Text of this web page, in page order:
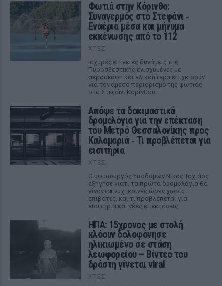
Φωτιά στην Κόρινθο:
Συναγερμός στο Στεφάνι ‑
Εναέρια μέσα και μήνυμα
εκκένωσης από το 112
ΧΤΕΣ
Ισχυρές επίγειες δυνάμεις της
Πυροσβεστικής ενισχυμένες με
αεροσκάφη και ελικόπτερα επιχειρούν
για τον άμεσο περιορισμό της φωτιάς
στο Στεφάνι Κορίνθου.
Απόψε τα δοκιμαστικά
δρομολόγια για την επέκταση
του Μετρό Θεσσαλονίκης προς
Καλαμαριά ‑ Τι προβλέπεται για
εισιτήρια
ΧΤΕΣ
Ο υφυπουργός Υποδομών Νίκος Ταχιάος
εξήγησε γιατί τα πρώτα δρομολόγια θα
γίνονται νυχτερινές ώρες χωρίς
επιβάτες, και τι προβλέπεται για
εισιτήρια και νέες επεκτάσεις.
ΗΠΑ: 15χρονος με στολή
κλόουν δολοφόνησε
ηλικιωμένο σε στάση
λεωφορείου – Βίντεο του
δράστη γίνεται viral
ΧΤΕΣ